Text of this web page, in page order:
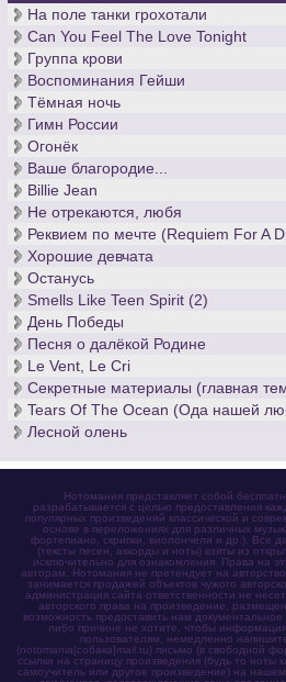
На поле танки грохотали
Can You Feel The Love Tonight
Группа крови
Воспоминания Гейши
Тёмная ночь
Гимн России
Огонёк
Ваше благородие...
Billie Jean
Не отрекаются, любя
Реквием по мечте (Requiem For A
Хорошие девчата
Останусь
Smells Like Teen Spirit (2)
День Победы
Песня о далёкой Родине
Le Vent, Le Cri
Секретные материалы (главная
Tears Of The Ocean (Ода нашей
Лесной олень
Нотомания представляет собой
разрабатывается с целью предоставления
популярных произведений классической и
основе в переложениях для различных
фортепиано, скрипки, виолончели и др.). Все
(тексты песен, аккорды и ноты) взяты из
исключительно для ознакомления. Права на
авторам. Нотомания не претендует на
занимается продажей объектов чужого
администрация сайта ответственности не
авторского права на произведение,
возможность предоставить нам
либо причине не хотите, чтобы
пользователям, немедленно
(notomania[собака]mail.ru) письмо (в свободной
ссылки на страницу произведения (будь то ноты
самоучитель или другое произведение) на нашем